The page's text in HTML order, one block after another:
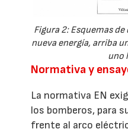
Figura 2: Esquemas
nueva energía, arriba
uno
Normativa y
La normativa EN
los bomberos, para
frente al arco